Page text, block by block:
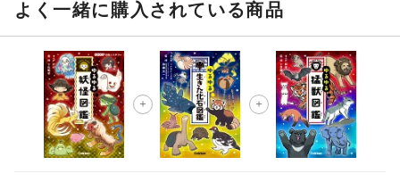
エントリー＆3,000円以上購入で無料データSIM（3GB/月プ
ラン）が当たる！
楽天モバイル紹介キャンペーンの拡散で300円OFFクーポン
進呈
よく一緒に購入されている商品